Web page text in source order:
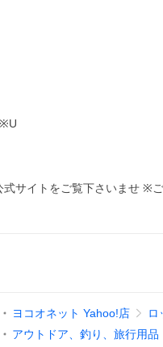
サイトをご覧下さいませ ※
ヨコオネット Yahoo!店 ロ
アウトドア、釣り、旅行用品